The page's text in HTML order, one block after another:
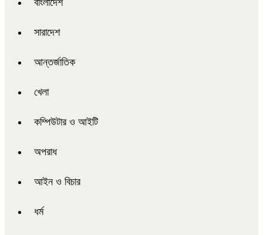
বাংলাদেশ
সারাদেশ
আন্তর্জাতিক
খেলা
কম্পিউটার ও আইটি
অপরাধ
আইন ও বিচার
ধর্ম